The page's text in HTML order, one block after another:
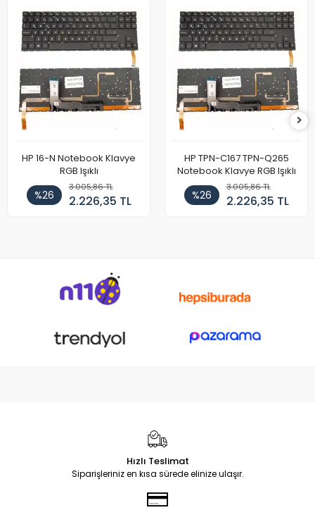
HP 16-N Notebook Klavye
RGB Işıklı
%26
3.005,86 TL
2.226,35 TL
HP TPN-C167 TPN-Q265
Notebook Klavye RGB Işıklı
%26
3.005,86 TL
2.226,35 TL
Hızlı Teslimat
Siparişleriniz en kısa sürede elinize ulaşır.